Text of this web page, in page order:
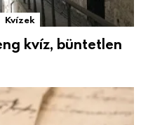
Kvízek
kvíz, büntetlen